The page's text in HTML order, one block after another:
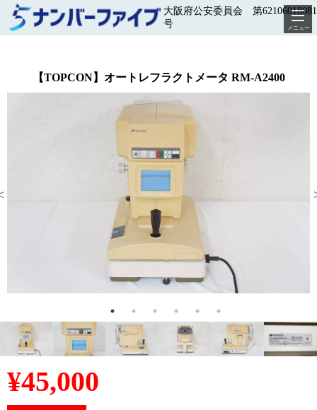
大阪府公安委員会 第
号
メニュー
【TOPCON】オートレフラクトメータ RM-A2400
¥45,000